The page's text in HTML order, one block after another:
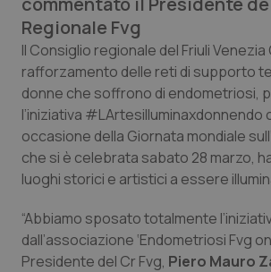
Basilicata
Calabria
Campania
Emilia-Romagna
Lazio
Artrite & artrosi
Asma & BPCO
Car-T
Colesterolo & coronaropatie
Diabete & glucometri
QS Club Newsletter
Regionale Fvg
Il Consiglio regionale del Friuli
rafforzamento delle reti di supporto
donne che soffrono di endometriosi,
l’iniziativa #LArtesilluminaxdonnendo
occasione della Giornata mondiale
che si è celebrata sabato 28 marzo,
luoghi storici e artistici a essere
“Abbiamo sposato totalmente
dall’associazione ‘Endometriosi Fvg
Presidente del Cr Fvg, Piero Mauro